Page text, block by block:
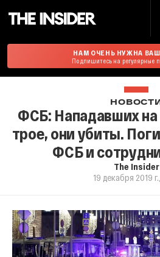
НАМ ОЧЕНЬ НУЖНА
Подпишитесь на регулярные
НОВОСТИ
ФСБ: Нападавших
трое, они убиты.
ФСБ и
The Insider
19 декабря 2019